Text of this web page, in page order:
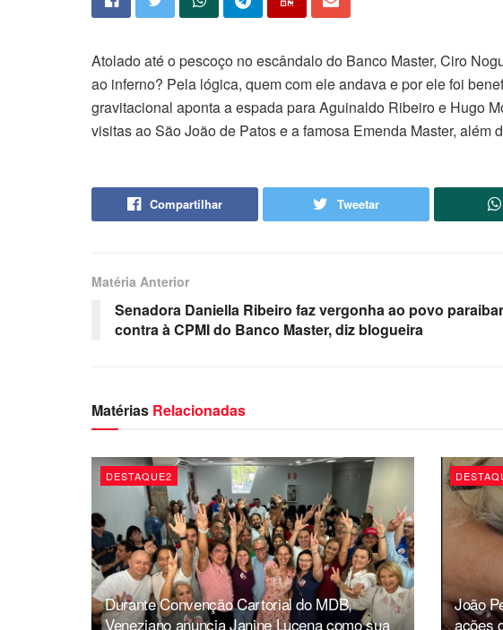
Atolado até o pescoço no escândalo do Banco Master, Ciro
ao inferno? Pela lógica, quem com ele andava e por ele foi
gravitacional aponta a espada para Aguinaldo Ribeiro e Hugo
visitas ao São João de Patos e a famosa Emenda Master, além
Compartilhar Tweetar
Matéria Anterior
Senadora Daniella Ribeiro faz vergonha ao povo
contra à CPMI do Banco Master, diz blogueira
Matérias Relacionadas
DESTAQUE2
Durante Convenção Cartorial do MDB,
Veneziano anuncia Janine Lucena como sua
João
ações